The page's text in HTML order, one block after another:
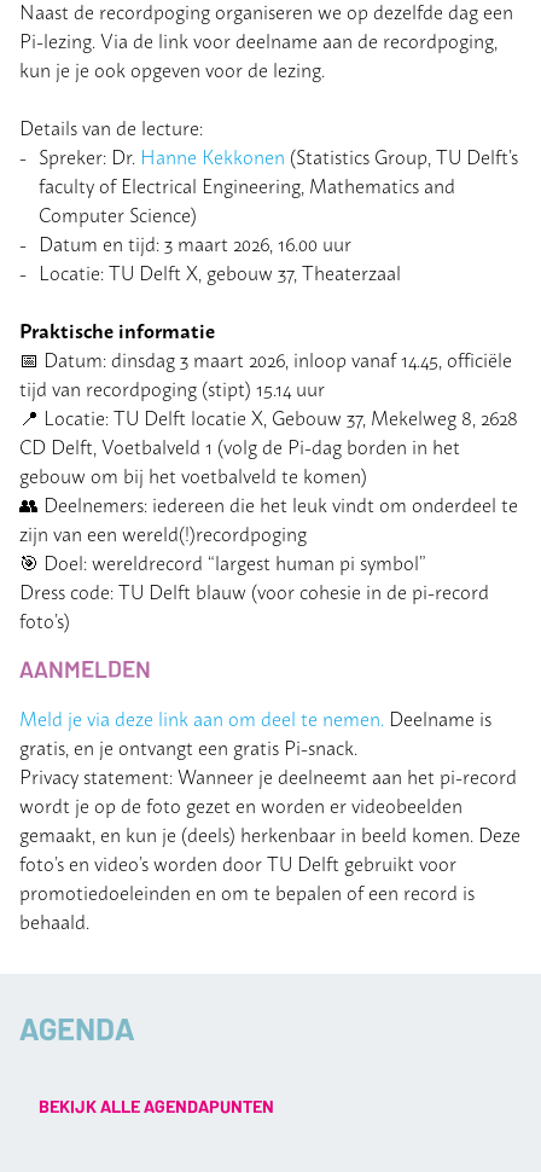
Naast de recordpoging organiseren we op dezelfde dag een
Pi-lezing. Via de link voor deelname aan de recordpoging,
kun je je ook opgeven voor de lezing.
Details van de lecture:
Spreker: Dr. Hanne Kekkonen (Statistics Group, TU Delft’s
faculty of Electrical Engineering, Mathematics and
Computer Science)
Datum en tijd: 3 maart 2026, 16.00 uur
Locatie: TU Delft X, gebouw 37, Theaterzaal
Praktische informatie
📅 Datum: dinsdag 3 maart 2026, inloop vanaf 14.45, officiële
tijd van recordpoging (stipt) 15.14 uur
📍 Locatie: TU Delft locatie X, Gebouw 37, Mekelweg 8, 2628
CD Delft, Voetbalveld 1 (volg de Pi-dag borden in het
gebouw om bij het voetbalveld te komen)
👥 Deelnemers: iedereen die het leuk vindt om onderdeel te
zijn van een wereld(!)recordpoging
🎯 Doel: wereldrecord “largest human pi symbol”
Dress code: TU Delft blauw (voor cohesie in de pi-record
foto’s)
AANMELDEN
Meld je via deze link aan om deel te nemen. Deelname is
gratis, en je ontvangt een gratis Pi-snack.
Privacy statement: Wanneer je deelneemt aan het pi-record
wordt je op de foto gezet en worden er videobeelden
gemaakt, en kun je (deels) herkenbaar in beeld komen. Deze
foto’s en video’s worden door TU Delft gebruikt voor
promotiedoeleinden en om te bepalen of een record is
behaald.
AGENDA
BEKIJK ALLE AGENDAPUNTEN